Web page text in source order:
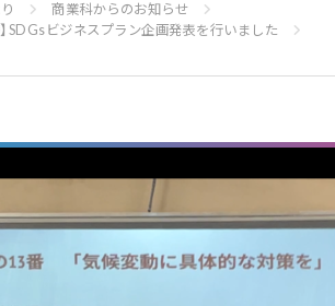
商業科からのお知らせ
SDGsビジネスプラン企画発表を行いました